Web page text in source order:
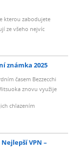
kterou zabodujete
ze všeho nejvíc
známka 2025
časem Bezzecchi
znovu využije
chlazením
Nejlepší VPN –